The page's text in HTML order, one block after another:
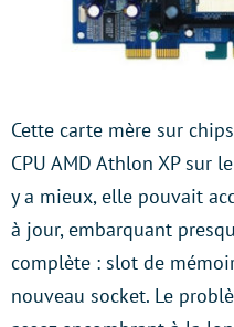
Cette carte mère sur
CPU AMD Athlon XP sur
y a mieux, elle pouvait
à jour, embarquant
complète : slot de
nouveau socket. Le